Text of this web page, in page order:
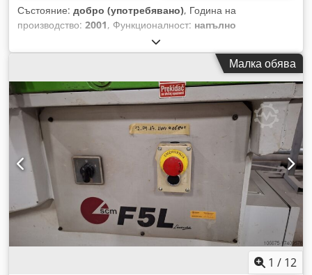
Състояние: добро (употребявано), Година на
производство: 2001, Функционалност: напълно
, 2N RR Два ролкови ремъка за масивна
дървесина и фурнир • Устройство за вибрация и
центриране на лентата с пневматична система и затворен
електрически кръг • Ограничител на подаването с авариен
стоп • Спирачка за фиксиране на въртенето на лентата •
Люлеещ се ролка за обтягане на лентата Dodpfx Adsv E I U
Uokskr • Притискащи ролки от стомана • Предна защитна
пръчка за безопасност • Механичен индикатор за дебелина
• Устройство за защита на килима с 2 входящи и 2
изходящи ролки • Отвори за прахоотвеждане 160 мм за
всяка лента • Съобразено с изискванията на CE
Малка обява
1 / 12